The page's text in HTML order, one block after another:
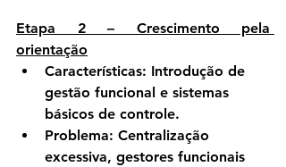
Etapa 2 – Crescimento pela
orientação
Características: Introdução de
gestão funcional e sistemas
básicos de controle.
Problema: Centralização
excessiva, gestores funcionais